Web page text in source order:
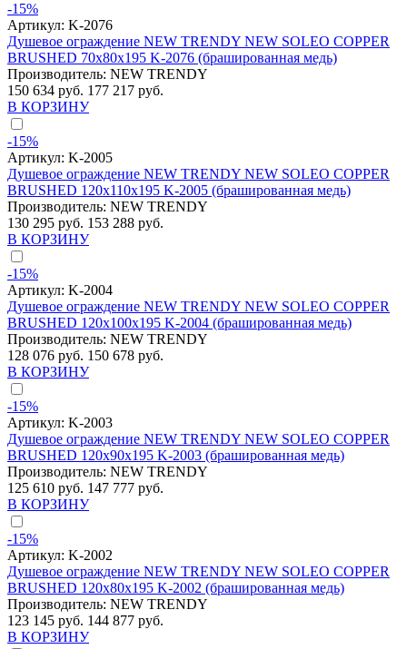
-15%
Артикул: K-2076
Душевое ограждение NEW TRENDY NEW SOLEO COPPER
BRUSHED 70x80x195 K-2076 (брашированная медь)
Производитель: NEW TRENDY
150 634 руб. 177 217 руб.
В КОРЗИНУ
-15%
Артикул: K-2005
Душевое ограждение NEW TRENDY NEW SOLEO COPPER
BRUSHED 120x110x195 K-2005 (брашированная медь)
Производитель: NEW TRENDY
130 295 руб. 153 288 руб.
В КОРЗИНУ
-15%
Артикул: K-2004
Душевое ограждение NEW TRENDY NEW SOLEO COPPER
BRUSHED 120x100x195 K-2004 (брашированная медь)
Производитель: NEW TRENDY
128 076 руб. 150 678 руб.
В КОРЗИНУ
-15%
Артикул: K-2003
Душевое ограждение NEW TRENDY NEW SOLEO COPPER
BRUSHED 120x90x195 K-2003 (брашированная медь)
Производитель: NEW TRENDY
125 610 руб. 147 777 руб.
В КОРЗИНУ
-15%
Артикул: K-2002
Душевое ограждение NEW TRENDY NEW SOLEO COPPER
BRUSHED 120x80x195 K-2002 (брашированная медь)
Производитель: NEW TRENDY
123 145 руб. 144 877 руб.
В КОРЗИНУ